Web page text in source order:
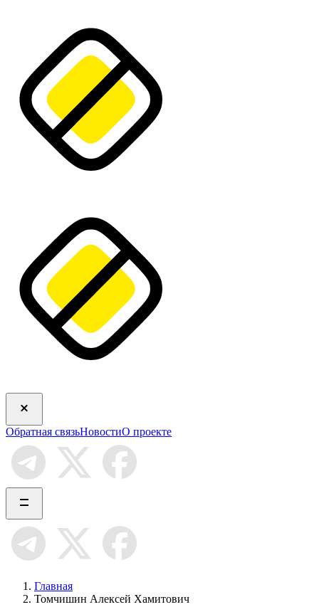
Обратная связьНовостиО проекте
Главная
Томчишин Алексей Хамитович